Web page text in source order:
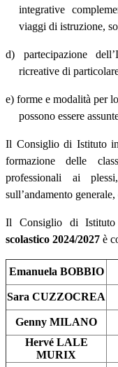
integrative
viaggi di istruzione,
d)
partecipazione
ricreative di
e) forme e modalità per
possono essere
Il Consiglio di Istituto
formazione delle
professionali ai
sull’andamento
Il Consiglio di Istituto
scolastico 2024/2027 è
Emanuela BOBBIO
Sara CUZZOCREA
Genny MILANO
Hervé LALE
MURIX